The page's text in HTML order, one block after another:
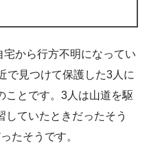
から行方不明になってい
で見つけて保護した3人に
ことです。3人は山道を駆
していたときだったそう
たそうです。